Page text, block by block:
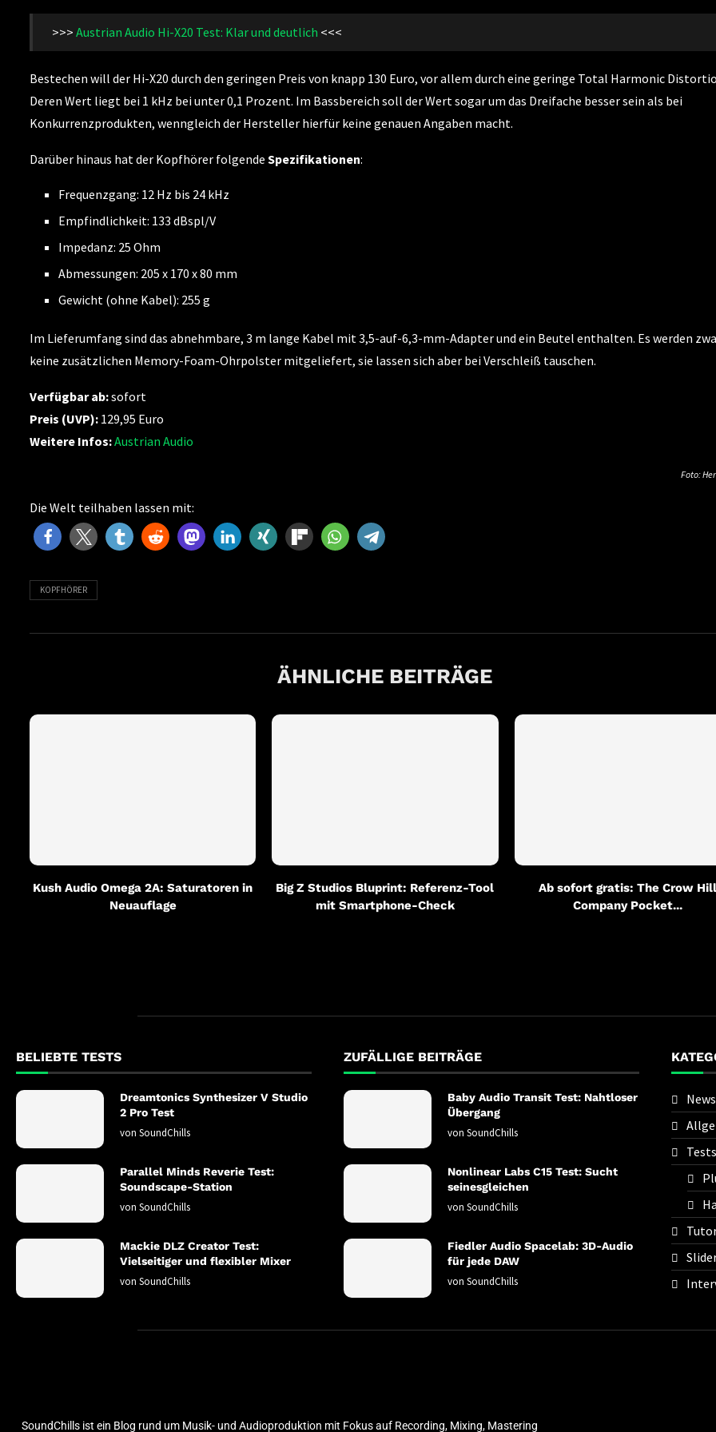
>>> Austrian Audio Hi-X20 Test: Klar und deutlich <<<
Bestechen will der Hi-X20 durch den geringen Preis von knapp 130 Euro, vor allem durch eine geringe Total Harmonic
Deren Wert liegt bei 1 kHz bei unter 0,1 Prozent. Im Bassbereich soll der Wert sogar um das Dreifache besser sein als bei
Konkurrenzprodukten, wenngleich der Hersteller hierfür keine genauen Angaben macht.
Darüber hinaus hat der Kopfhörer folgende Spezifikationen:
Frequenzgang: 12 Hz bis 24 kHz
Empfindlichkeit: 133 dBspl/V
Impedanz: 25 Ohm
Abmessungen: 205 x 170 x 80 mm
Gewicht (ohne Kabel): 255 g
Im Lieferumfang sind das abnehmbare, 3 m lange Kabel mit 3,5-auf-6,3-mm-Adapter und ein Beutel enthalten. Es werden
keine zusätzlichen Memory-Foam-Ohrpolster mitgeliefert, sie lassen sich aber bei Verschleiß tauschen.
Verfügbar ab:sofort
Preis (UVP): 129,95 Euro
Weitere Infos:Austrian Audio
Foto:
Die Welt teilhaben lassen mit:
KOPFHÖRER
ÄHNLICHE BEITRÄGE
Kush Audio Omega 2A: Saturatoren in
Neuauflage
Big Z Studios Bluprint: Referenz-Tool
mit Smartphone-Check
Ab sofort gratis: The Crow Hill
Company Pocket...
BELIEBTE TESTS
Dreamtonics Synthesizer V Studio
2 Pro Test
von SoundChills
Parallel Minds Reverie Test:
Soundscape-Station
von SoundChills
Mackie DLZ Creator Test:
Vielseitiger und flexibler Mixer
von SoundChills
ZUFÄLLIGE BEITRÄGE
Baby Audio Transit Test: Nahtloser
Übergang
von SoundChills
Nonlinear Labs C15 Test: Sucht
seinesgleichen
von SoundChills
Fiedler Audio Spacelab: 3D-Audio
für jede DAW
von SoundChills
News
Tests
SoundChills ist ein Blog rund um Musik- und Audioproduktion mit Fokus auf Recording, Mixing, Mastering